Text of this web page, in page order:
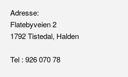
Adresse:
Flatebyveien 2
1792 Tistedal, Halden
Tel : 926 070 78